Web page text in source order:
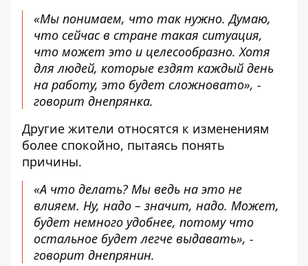
«Мы понимаем, что так нужно. Думаю,
что сейчас в стране такая ситуация,
что может это и целесообразно. Хотя
для людей, которые ездят каждый день
на работу, это будет сложновато», -
говорит днепрянка.
Другие жители относятся к изменениям
более спокойно, пытаясь понять
причины.
«А что делать? Мы ведь на это не
влияем. Ну, надо – значит, надо. Может,
будет немного удобнее, потому что
остальное будет легче выдавать», -
говорит днепрянин.